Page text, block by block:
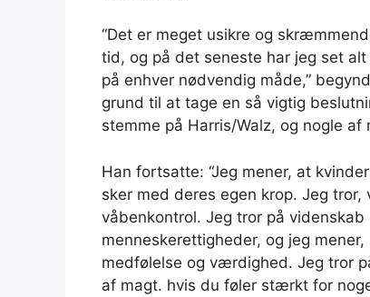
“Det er meget usikre og
tid, og på det seneste har jeg set
på enhver nødvendig måde,”
grund til at tage en så vigtig
stemme på Harris/Walz, og nogle
Han fortsatte: “Jeg mener, at
sker med deres egen krop. Jeg
våbenkontrol. Jeg tror på
menneskerettigheder, og jeg
medfølelse og værdighed. Jeg tror
af magt. hvis du føler stærkt for